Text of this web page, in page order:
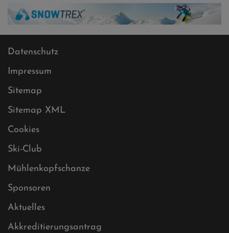
Datenschutz
Impressum
Sitemap
Sitemap XML
Cookies
Ski-Club
Mühlenkopfschanze
Sponsoren
Aktuelles
Akkreditierungsantrag